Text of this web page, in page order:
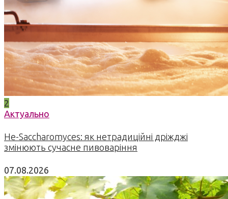
2
Актуально
Не-Saccharomyces: як нетрадиційні дріжджі
змінюють сучасне пивоваріння
07.08.2026